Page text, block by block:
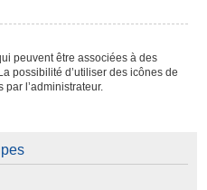
peuvent être associées à des
possibilité d’utiliser des icônes de
l’administrateur.